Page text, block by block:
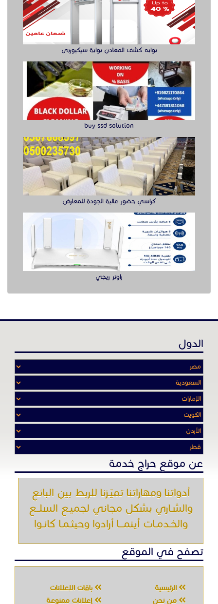
buy ssd solution
كراسي حضور عالية الجودة للمعارض
راوتر ريجي
الدول
عن موقع حراج خدمة
أدواتنا ومهاراتنا تميّـزنا للربط بين البائع
والشـاري بشكل مجاني لجميـع السلــع
والخـدمـات أينمـــا أرادوا وحيثـمـا كانـوا
تصفح في الموقع
الرئيسية
باقات الإعلانات
شروط الاستخدام
اتصل بنا